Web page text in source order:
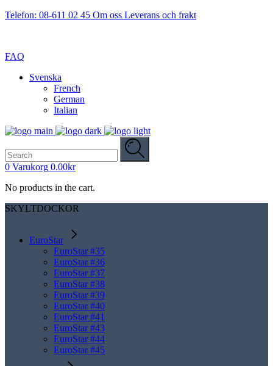
Telefon: 08-611 02 45 Om oss Leverans och frakt
FAQ
Svenska
French
German
Italian
for:
0 Varukorg 0.00kr
No products in the cart.
SKYLTDOCKOR
EuroStar
EuroStar #35
EuroStar #36
EuroStar #37
EuroStar #38
EuroStar #39
EuroStar #40
EuroStar #41
EuroStar #43
EuroStar #44
EuroStar #45